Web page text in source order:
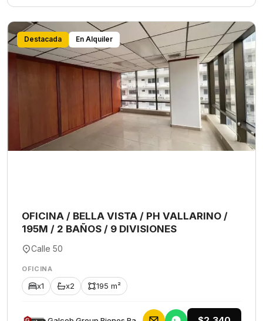
Destacada En Alquiler
OFICINA / BELLA VISTA / PH VALLARINO /
195M / 2 BAÑOS / 9 DIVISIONES
Calle 50
OFICINA
x1 x2 195 m²